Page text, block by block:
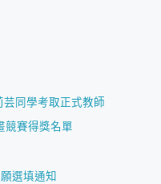
芸同學考取正式教師
競賽得獎名單
選填通知